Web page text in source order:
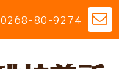
0268-80-9274